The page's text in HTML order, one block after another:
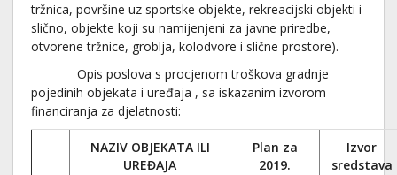
tržnica, površine uz sportske objekte, rekreacijski objekti i
slično, objekte koji su namijenjeni za javne priredbe,
otvorene tržnice, groblja, kolodvore i slične prostore).
Opis poslova s procjenom troškova gradnje
pojedinih objekata i uređaja , sa iskazanim izvorom
financiranja za djelatnosti:
NAZIV OBJEKATA ILI
UREĐAJA
Plan za
2019.
Izvor
sredstava